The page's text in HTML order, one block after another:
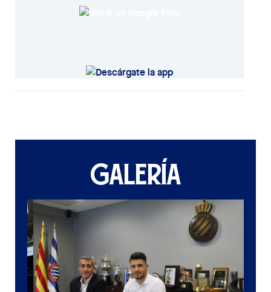
GALERÍA